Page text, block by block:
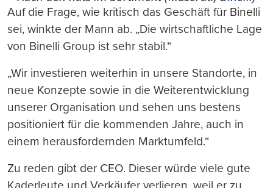
Auf die Frage, wie kritisch das Geschäft für Binelli
sei, winkte der Mann ab. „Die wirtschaftliche Lage
von Binelli Group ist sehr stabil.“
„Wir investieren weiterhin in unsere Standorte, in
neue Konzepte sowie in die Weiterentwicklung
unserer Organisation und sehen uns bestens
positioniert für die kommenden Jahre, auch in
einem herausfordernden Marktumfeld.“
Zu reden gibt der CEO. Dieser würde viele gute
Kaderleute und Verkäufer verlieren, weil er zu